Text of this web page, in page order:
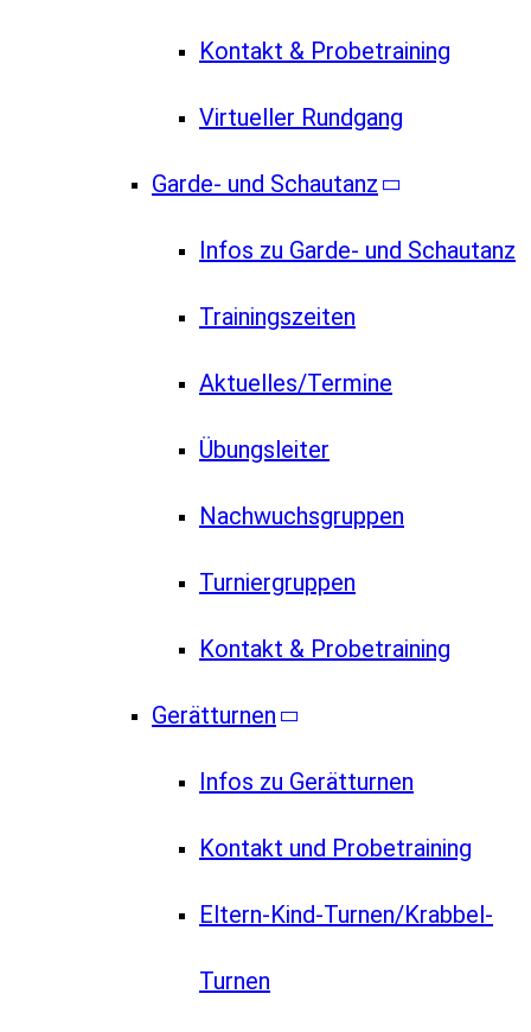
Kontakt & Probetraining
Virtueller Rundgang
Garde- und Schautanz
Infos zu Garde- und Schautanz
Trainingszeiten
Aktuelles/Termine
Übungsleiter
Nachwuchsgruppen
Turniergruppen
Kontakt & Probetraining
Gerätturnen
Infos zu Gerätturnen
Kontakt und Probetraining
Eltern-Kind-Turnen/Krabbel-
Turnen